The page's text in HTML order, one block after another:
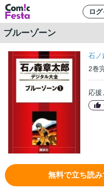
ロ
ブルーゾーン
石ノ
2巻
応援
無料で立ち読み